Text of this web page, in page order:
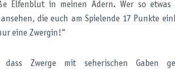
Elfenblut in meinen Adern. Wer so etwas
die euch am Spielende 17 Punkte
eine Zwergin!“
dass Zwerge mit seherischen Gaben